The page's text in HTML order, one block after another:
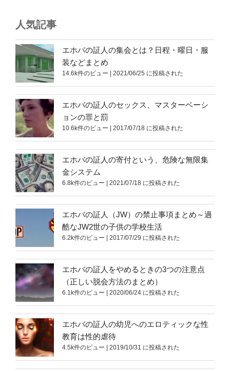
人気記事
エホバの証人の集会とは？日程・曜日・服
装などまとめ
14.6k件のビュー | 2021/06/25 に投稿された
エホバの証人のセックス、マスターベーシ
ョンの罪と罰
10.6k件のビュー | 2017/07/18 に投稿された
エホバの証人の寄付という、危険な無限集
金システム
6.8k件のビュー | 2021/07/18 に投稿された
エホバの証人（JW）の禁止事項まとめ～過
酷なJW2世の子供の学校生活
6.2k件のビュー | 2017/07/29 に投稿された
エホバの証人をやめるときの3つの注意点
（正しい脱会方法のまとめ）
6.1k件のビュー | 2020/06/24 に投稿された
エホバの証人の幼児へのエロティックな性
教育は性的虐待
4.5k件のビュー | 2019/10/31 に投稿された